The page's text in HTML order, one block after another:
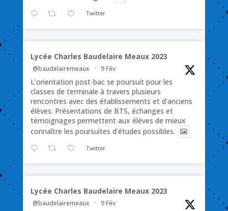
Twitter
Lycée Charles Baudelaire Meaux 2023
@baudelairemeaux · 9 Fév
L’orientation post-bac se poursuit pour les
classes de terminale à travers plusieurs
rencontres avec des établissements et d’anciens
élèves. Présentations de BTS, échanges et
témoignages permettent aux élèves de mieux
connaître les poursuites d’études possibles.
Twitter
Lycée Charles Baudelaire Meaux 2023
@baudelairemeaux · 9 Fév